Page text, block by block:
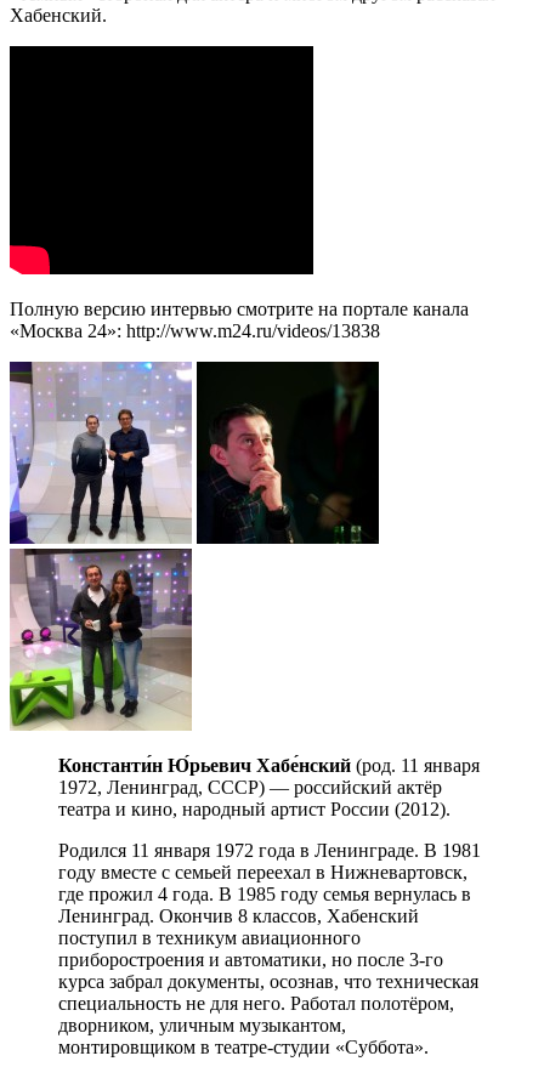
Хабенский.
Полную версию интервью смотрите на портале канала
«Москва 24»: http://www.m24.ru/videos/13838
Константи́н Ю́рьевич Хабе́нский (род. 11 января
1972, Ленинград, СССР) — российский актёр
театра и кино, народный артист России (2012).
Родился 11 января 1972 года в Ленинграде. В 1981
году вместе с семьей переехал в Нижневартовск,
где прожил 4 года. В 1985 году семья вернулась в
Ленинград. Окончив 8 классов, Хабенский
поступил в техникум авиационного
приборостроения и автоматики, но после 3-го
курса забрал документы, осознав, что техническая
специальность не для него. Работал полотёром,
дворником, уличным музыкантом,
монтировщиком в театре-студии «Суббота».